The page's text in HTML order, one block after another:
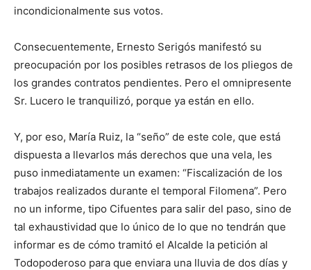
incondicionalmente sus votos.
Consecuentemente, Ernesto Serigós manifestó su
preocupación por los posibles retrasos de los pliegos de
los grandes contratos pendientes. Pero el omnipresente
Sr. Lucero le tranquilizó, porque ya están en ello.
Y, por eso, María Ruiz, la “seño” de este cole, que está
dispuesta a llevarlos más derechos que una vela, les
puso inmediatamente un examen: “Fiscalización de los
trabajos realizados durante el temporal Filomena”. Pero
no un informe, tipo Cifuentes para salir del paso, sino de
tal exhaustividad que lo único de lo que no tendrán que
informar es de cómo tramitó el Alcalde la petición al
Todopoderoso para que enviara una lluvia de dos días y